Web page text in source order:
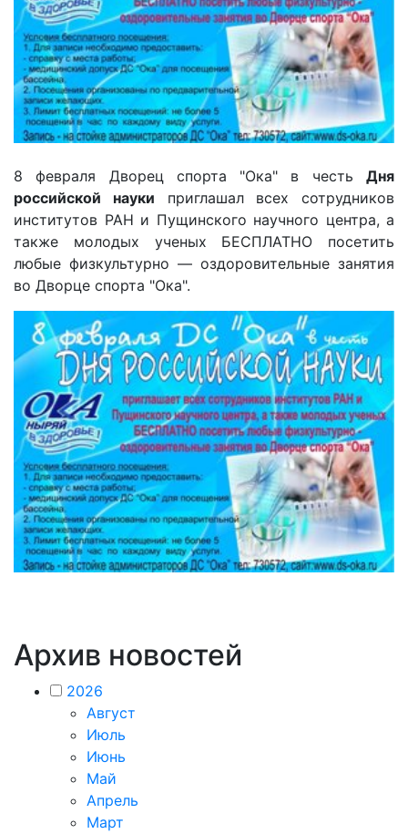
8 февраля Дворец спорта "Ока" в честь Дня
российской науки приглашал всех сотрудников
институтов РАН и Пущинского научного центра, а
также молодых ученых БЕСПЛАТНО посетить
любые физкультурно — оздоровительные занятия
во Дворце спорта "Ока".
Архив новостей
2026
Август
Июль
Июнь
Май
Апрель
Март